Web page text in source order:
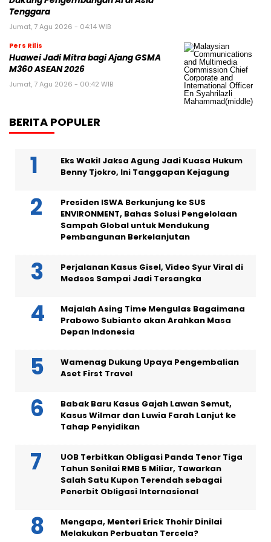
Tenggara
Jumat, 7 Agu 2026 - 04:14 WIB
Pers Rilis
Huawei Jadi Mitra bagi Ajang GSMA
M360 ASEAN 2026
Jumat, 7 Agu 2026 - 00:42 WIB
BERITA POPULER
Eks Wakil Jaksa Agung Jadi Kuasa Hukum
Benny Tjokro, Ini Tanggapan Kejagung
Presiden ISWA Berkunjung ke SUS
ENVIRONMENT, Bahas Solusi Pengelolaan
Sampah Global untuk Mendukung
Pembangunan Berkelanjutan
Perjalanan Kasus Gisel, Video Syur Viral di
Medsos Sampai Jadi Tersangka
Majalah Asing Time Mengulas Bagaimana
Prabowo Subianto akan Arahkan Masa
Depan Indonesia
Wamenag Dukung Upaya Pengembalian
Aset First Travel
Babak Baru Kasus Gajah Lawan Semut,
Kasus Wilmar dan Luwia Farah Lanjut ke
Tahap Penyidikan
UOB Terbitkan Obligasi Panda Tenor Tiga
Tahun Senilai RMB 5 Miliar, Tawarkan
Salah Satu Kupon Terendah sebagai
Penerbit Obligasi Internasional
Mengapa, Menteri Erick Thohir Dinilai
Melakukan Perbuatan Tercela?